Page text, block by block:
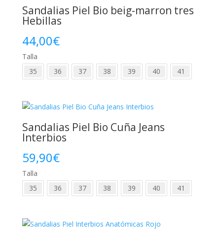
Sandalias Piel Bio beig-marron tres
Hebillas
44,00€
Talla
35
36 37 38 39 40 41
Sandalias Piel Bio Cuña Jeans
Interbios
59,90€
Talla
35
36 37 38 39 40 41